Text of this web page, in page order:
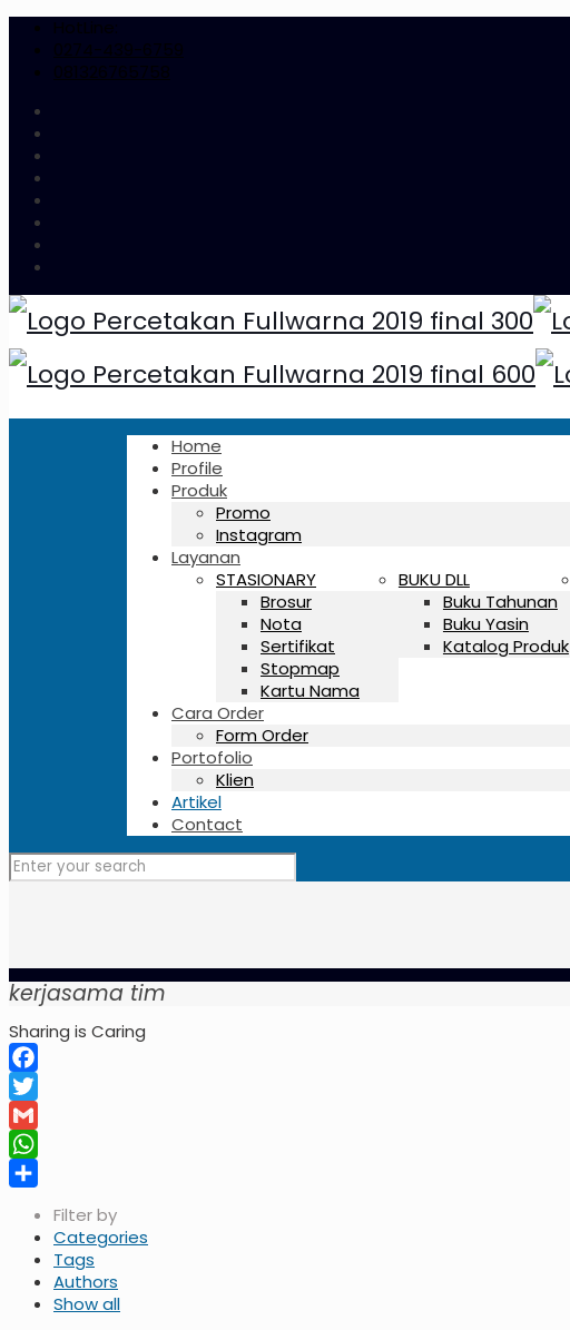
HotLine:
0274-439-6759
081326765758
Home
Profile
Produk
Promo
Instagram
Layanan
STASIONARY
Brosur
Nota
Sertifikat
Stopmap
Kartu Nama
BUKU DLL
Buku Tahunan
Buku Yasin
Katalog Produk
Cara Order
Form Order
Portofolio
Klien
Artikel
Contact
kerjasama tim
Sharing is Caring
Facebook
Twitter
Gmail
WhatsApp
Filter by
Categories
Tags
Authors
Show all